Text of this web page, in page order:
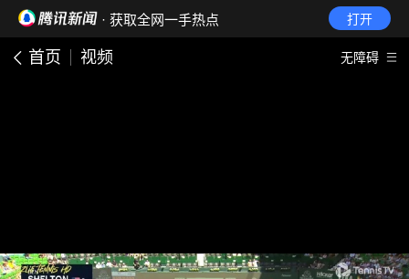
· 获取全网一手热点 打开
首页 视频 无障碍